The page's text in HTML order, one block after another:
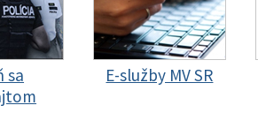
sa
E-služby MV SR